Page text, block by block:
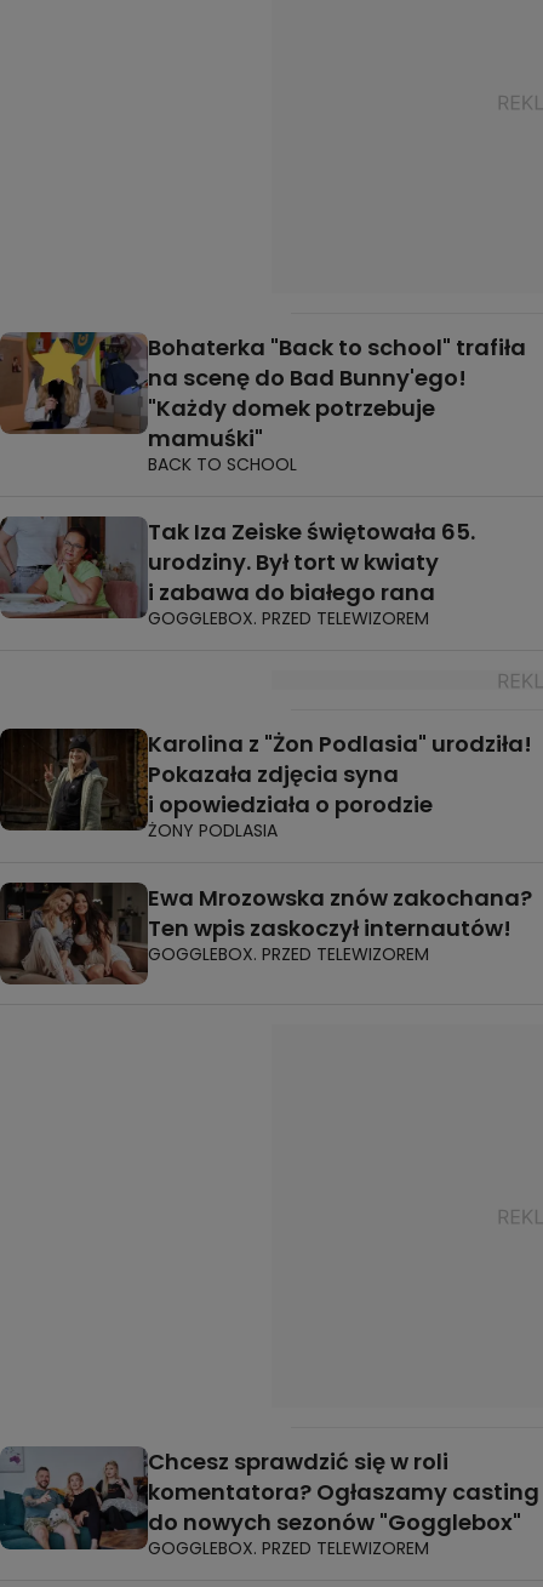
Bohaterka "Back to school" trafiła
na scenę do Bad Bunny'ego!
"Każdy domek potrzebuje
mamuśki"
BACK TO SCHOOL
Tak Iza Zeiske świętowała 65.
urodziny. Był tort w kwiaty
i zabawa do białego rana
GOGGLEBOX. PRZED TELEWIZOREM
Karolina z "Żon Podlasia" urodziła!
Pokazała zdjęcia syna
i opowiedziała o porodzie
ŻONY PODLASIA
Ewa Mrozowska znów zakochana?
Ten wpis zaskoczył internautów!
GOGGLEBOX. PRZED TELEWIZOREM
Chcesz sprawdzić się w roli
komentatora? Ogłaszamy casting
do nowych sezonów "Gogglebox"
GOGGLEBOX. PRZED TELEWIZOREM